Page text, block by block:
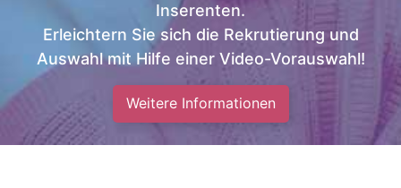
Inserenten.
Erleichtern Sie sich die Rekrutierung und
Auswahl mit Hilfe einer Video-Vorauswahl!
Weitere Informationen